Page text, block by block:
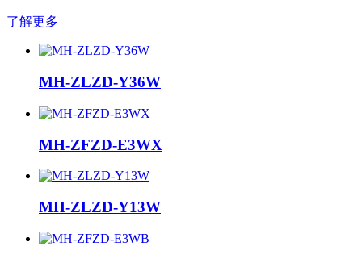
了解更多
MH-ZLZD-Y36W
MH-ZFZD-E3WX
MH-ZLZD-Y13W